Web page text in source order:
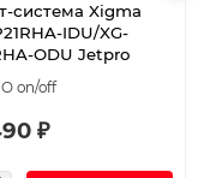
система Xigma
IDU/XG-
ODU Jetpro
on/off
₽